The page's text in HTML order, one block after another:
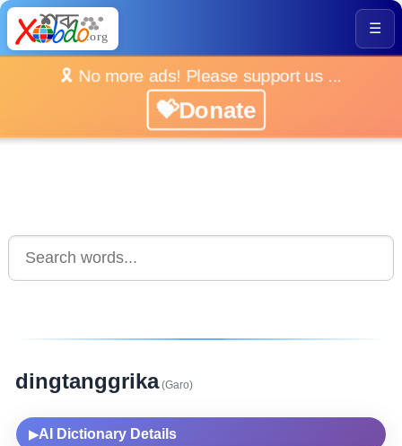
☰
🎗️ No more ads! Please support us ...
💝Donate
dingtanggrika(Garo)
▶AI Dictionary Details